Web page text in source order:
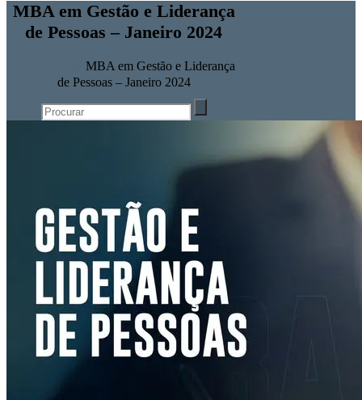
MBA em Gestão e Liderança
de Pessoas – Janeiro 2024
MBA em Gestão e Liderança
de Pessoas – Janeiro 2024